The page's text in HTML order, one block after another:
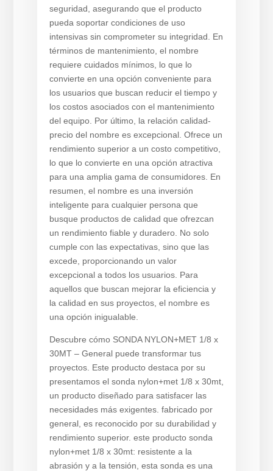
seguridad, asegurando que el producto
pueda soportar condiciones de uso
intensivas sin comprometer su integridad. En
términos de mantenimiento, el nombre
requiere cuidados mínimos, lo que lo
convierte en una opción conveniente para
los usuarios que buscan reducir el tiempo y
los costos asociados con el mantenimiento
del equipo. Por último, la relación calidad-
precio del nombre es excepcional. Ofrece un
rendimiento superior a un costo competitivo,
lo que lo convierte en una opción atractiva
para una amplia gama de consumidores. En
resumen, el nombre es una inversión
inteligente para cualquier persona que
busque productos de calidad que ofrezcan
un rendimiento fiable y duradero. No solo
cumple con las expectativas, sino que las
excede, proporcionando un valor
excepcional a todos los usuarios. Para
aquellos que buscan mejorar la eficiencia y
la calidad en sus proyectos, el nombre es
una opción inigualable.
Descubre cómo SONDA NYLON+MET 1/8 x
30MT – General puede transformar tus
proyectos. Este producto destaca por su
presentamos el sonda nylon+met 1/8 x 30mt,
un producto diseñado para satisfacer las
necesidades más exigentes. fabricado por
general, es reconocido por su durabilidad y
rendimiento superior. este producto sonda
nylon+met 1/8 x 30mt: resistente a la
abrasión y a la tensión, esta sonda es una